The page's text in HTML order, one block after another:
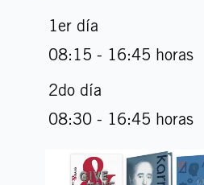
1er día
08:15 - 16:45 horas
2do día
08:30 - 16:45 horas